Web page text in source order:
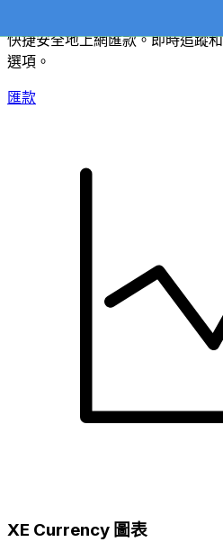
快捷安全地上網匯款。即時追蹤
選項。
匯款
XE Currency 圖表